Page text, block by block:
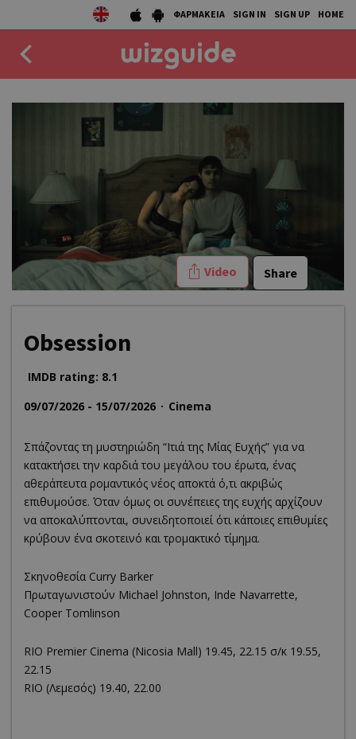
ΦΑΡΜΑΚΕΙΑ SIGN IN SIGN UP HOME
50 BEST
AGENDA
COLLECTIONS
STORIES
Video Share
Obsession
IMDB rating: 8.1
09/07/2026 - 15/07/2026
Cinema
Σπάζοντας τη μυστηριώδη “Ιτιά της Μίας Ευχής” για να
κατακτήσει την καρδιά του μεγάλου του έρωτα, ένας
αθεράπευτα ρομαντικός νέος αποκτά ό,τι ακριβώς
επιθυμούσε. Όταν όμως οι συνέπειες της ευχής αρχίζουν
να αποκαλύπτονται, συνειδητοποιεί ότι κάποιες επιθυμίες
κρύβουν ένα σκοτεινό και τρομακτικό τίμημα.
Σκηνοθεσία Curry Barker
Πρωταγωνιστούν Michael Johnston, Inde Navarrette,
Cooper Tomlinson
RΙΟ Premier Cinema (Νicosia Mall) 19.45, 22.15 σ/κ 19.55,
22.15
RIO (Λεμεσός) 19.40, 22.00